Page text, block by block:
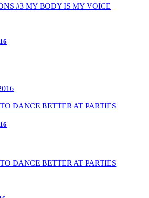
#3 MY BODY IS MY VOICE
DANCE BETTER AT PARTIES
DANCE BETTER AT PARTIES